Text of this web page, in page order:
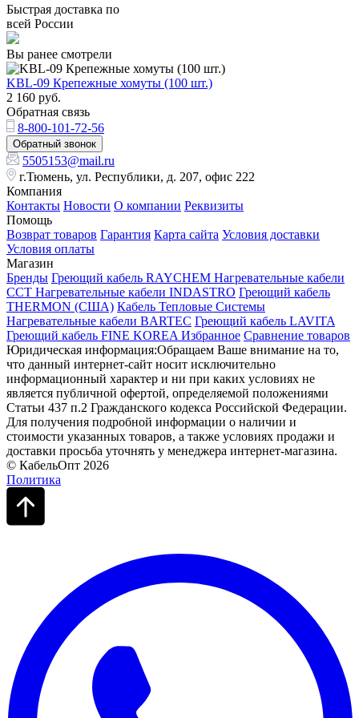
Быстрая доставка по
всей России
Вы ранее смотрели
KBL-09 Крепежные хомуты (100 шт.)
2 160 руб.
Обратная связь
8-800-101-72-56
Обратный звонок
5505153@mail.ru
г.Тюмень, ул. Республики, д. 207, офис 222
Компания
Контакты Новости О компании Реквизиты
Помощь
Возврат товаров Гарантия Карта сайта Условия доставки
Условия оплаты
Магазин
Бренды Греющий кабель RAYCHEM Нагревательные кабели
ССТ Нагревательные кабели INDASTRO Греющий кабель
THERMON (США) Кабель Тепловые Системы
Нагревательные кабели BARTEC Греющий кабель LAVITA
Греющий кабель FINE KOREA Избранное Сравнение товаров
Юридическая информация:Обращаем Ваше внимание на то,
что данный интернет-сайт носит исключительно
информационный характер и ни при каких условиях не
является публичной офертой, определяемой положениями
Статьи 437 п.2 Гражданского кодекса Российской Федерации.
Для получения подробной информации о наличии и
стоимости указанных товаров, а также условиях продажи и
доставки просьба уточнять у менеджера интернет-магазина.
© КабельОпт 2026
Политика